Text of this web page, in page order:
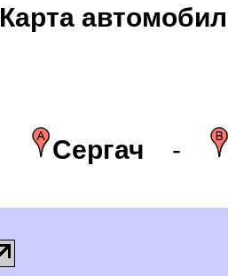
Карта
Сергач -